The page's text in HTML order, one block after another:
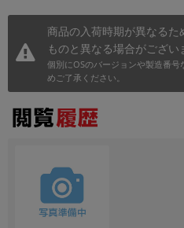
商品の入荷時期が異なる
ものと異なる場合がござい
個別にOSのバージョンや製造番
めご了承ください。